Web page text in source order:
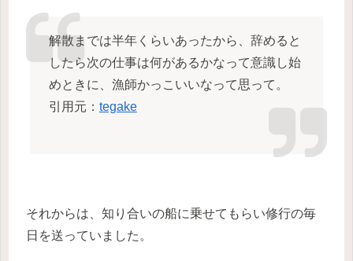
解散までは半年くらいあったから、辞めると
したら次の仕事は何があるかなって意識し始
めときに、漁師かっこいいなって思って。
引用元： tegake
それからは、知り合いの船に乗せてもらい修行の毎
日を送っていました。